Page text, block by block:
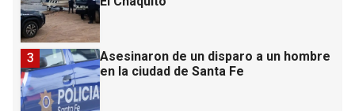
Asesinaron de un disparo a un hombre
en la ciudad de Santa Fe
3